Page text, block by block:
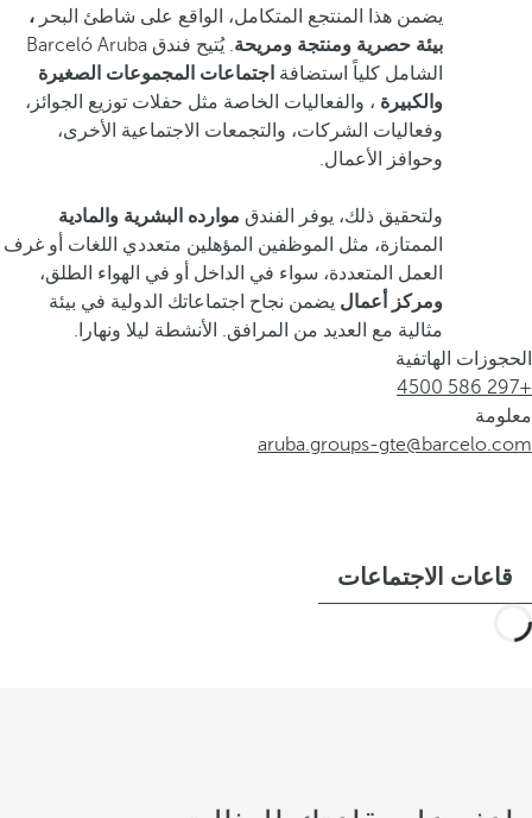
يضمن هذا المنتجع المتكامل، الواقع على شاطئ البحر ،
بيئة حصرية ومنتجة ومريحة
. يُتيح فندق Barceló Aruba
الشامل كلياً استضافة اجتماعات المجموعات الصغيرة
والكبيرة ، والفعاليات الخاصة مثل حفلات توزيع الجوائز،
وفعاليات الشركات، والتجمعات الاجتماعية الأخرى،
وحوافز الأعمال.
ولتحقيق ذلك، يوفر الفندق موارده البشرية والمادية
الممتازة، مثل الموظفين المؤهلين متعددي اللغات أو غرف
العمل المتعددة، سواء في الداخل أو في الهواء الطلق،
ومركز أعمال يضمن نجاح اجتماعاتك الدولية في بيئة
مثالية مع العديد من المرافق. الأنشطة ليلا ونهارا.
الحجوزات الهاتفية
+297 586 4500
معلومة
aruba.groups-gte@barcelo.com
قاعات الاجتماعات